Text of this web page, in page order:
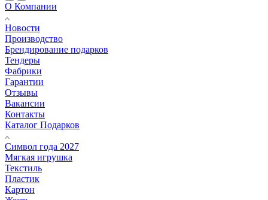
О Компании
Новости
Производство
Брендирование подарков
Тендеры
Фабрики
Гарантии
Отзывы
Вакансии
Контакты
Каталог Подарков
Символ года 2027
Мягкая игрушка
Текстиль
Пластик
Картон